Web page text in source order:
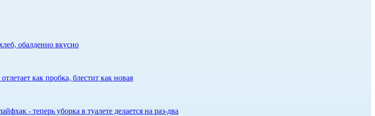
обалденно вкусно
как пробка, блестит как новая
- теперь уборка в туалете делается на раз-два